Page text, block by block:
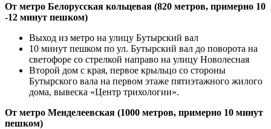
От метро Белорусская кольцевая (820 метров, примерно 10
-12 минут пешком)
Выход из метро на улицу Бутырский вал
10 минут пешком по ул. Бутырский вал до поворота на
светофоре со стрелкой направо на улицу Новолесная
Второй дом с края, первое крыльцо со стороны
Бутырского вала на первом этаже пятиэтажного жилого
дома, вывеска «Центр трихологии».
От метро Менделеевская (1000 метров, примерно 10 минут
пешком)